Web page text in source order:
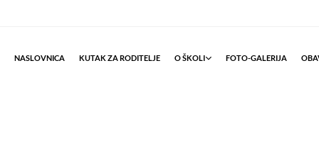
NASLOVNICA KUTAK ZA RODITELJE O ŠKOLI FOTO-GALERIJA